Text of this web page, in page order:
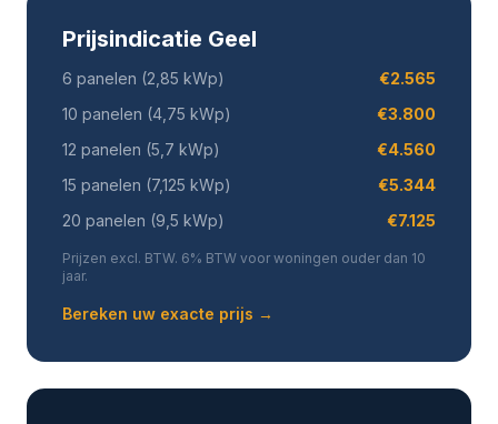
Prijsindicatie Geel
6 panelen (2,85 kWp)
€2.565
10 panelen (4,75 kWp)
€3.800
12 panelen (5,7 kWp)
€4.560
15 panelen (7,125 kWp)
€5.344
20 panelen (9,5 kWp)
€7.125
Prijzen excl. BTW. 6% BTW voor woningen ouder dan 10
jaar.
Bereken uw exacte prijs →